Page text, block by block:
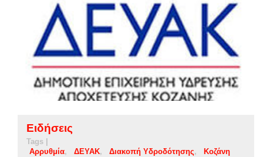
Ειδήσεις
Tags |
Αρρυθμία
ΔΕΥΑΚ Διακοπή Υδροδότησης Κοζάνη